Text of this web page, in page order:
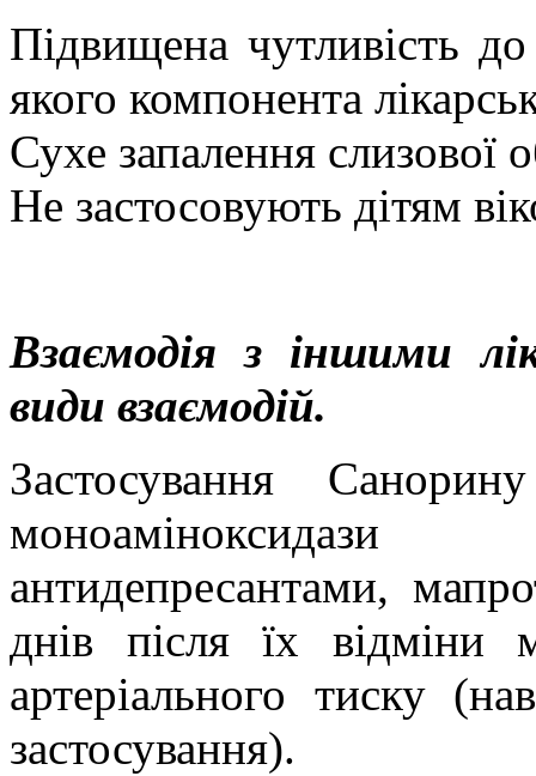
Підвищена чутливість
якого компонента
Сухе запалення слизової
Не застосовують дітям
Взаємодія з іншими
види взаємодій.
Застосування
антидепресантами,
днів після їх відміни
артеріального тиску
застосування).